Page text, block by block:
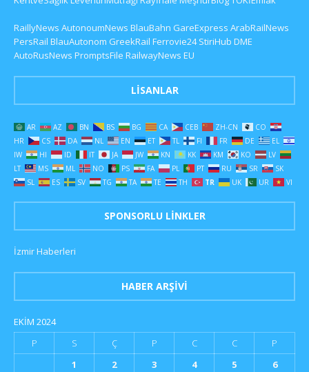
RaillyNews AutonoumNews BlauBahn GareExpress ArabRailNews
PersRail BlauAutonom GreekRail Ferrovie24 StiriHub DME
AutoRusNews PromptsFile RailwayNews EU
LISANLAR
AR AZ BN BS BG CA CEB ZH-CN
CO
HR
CS DA NL EN ET TL FI FR DE
EL
IW
HI ID IT JA JW KN KK KM KO
LV
LT
MS ML NO PS FA PL PT RU SR
SK
SL
ES SV TG TA TE TH TR UK UR VI
SPONSORLU LINKLER
İzmir Haberleri
HABER ARŞIVI
EKIM 2024
P
S Ç P C C
P
1
2 3 4 5 6